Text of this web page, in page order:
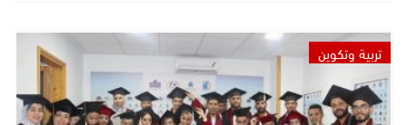
تربية وتكوين